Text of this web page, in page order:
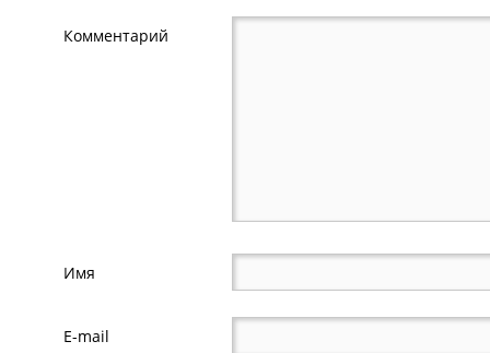
Комментарий
Имя
E-mail